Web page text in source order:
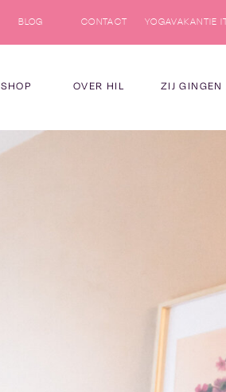
CONTACT
BLOG YOGAVAKANTIE
ZIJ GINGEN
OVER HIL
SHOP